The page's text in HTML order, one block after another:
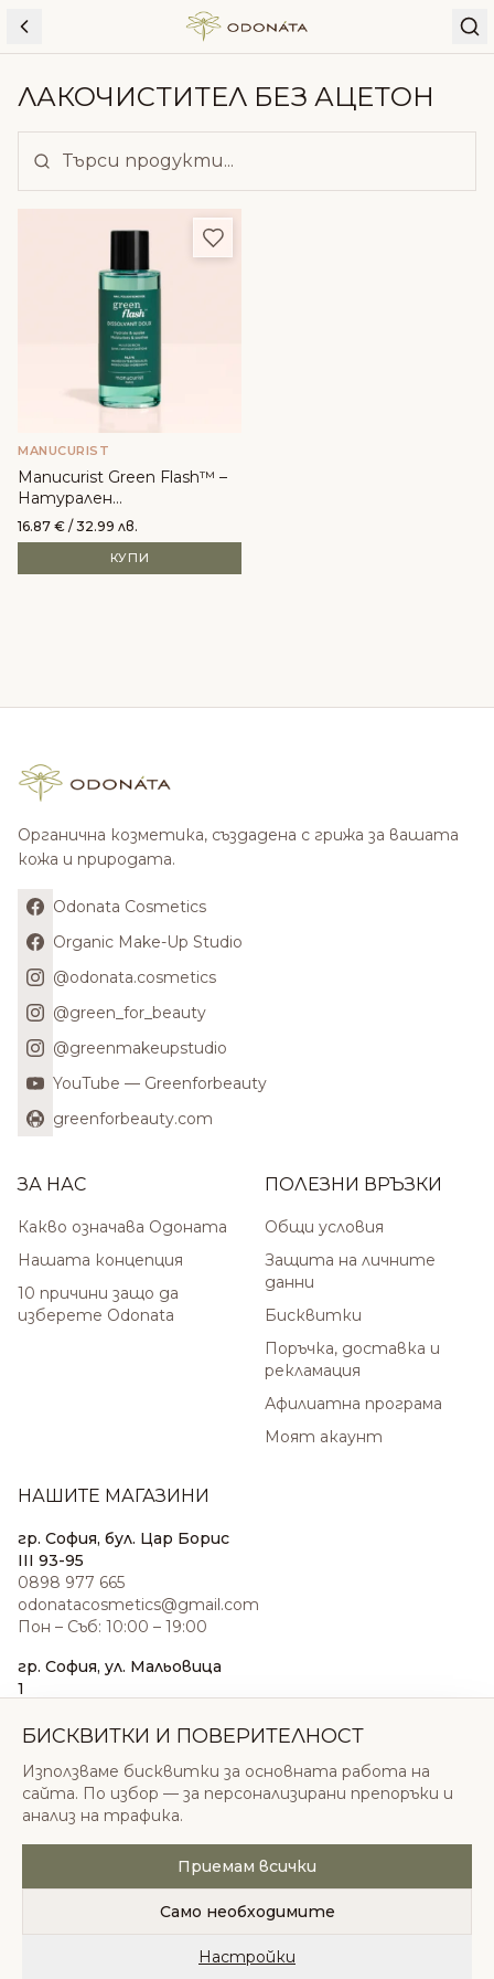
Skip to content
ЛАКОЧИСТИТЕЛ БЕЗ АЦЕТОН
Добави в любими
MANUCURIST
Manucurist Green Flash™ –
Натурален
лакочистител без
ацетон
16.87 € / 32.99 лв.
КУПИ
Органична козметика, създадена с грижа за вашата
кожа и природата.
Odonata Cosmetics
Organic Make-Up Studio
@odonata.cosmetics
@green_for_beauty
@greenmakeupstudio
YouTube — Greenforbeauty
greenforbeauty.com
ЗА НАС
Какво означава Одоната
Нашата концепция
10 причини защо да
изберете Odonata
ПОЛЕЗНИ ВРЪЗКИ
Общи условия
Защита на личните
данни
Бисквитки
Поръчка, доставка и
рекламация
Афилиатна програма
Моят акаунт
НАШИТЕ МАГАЗИНИ
гр. София, бул. Цар Борис
III 93-95
0898 977 665
odonatacosmetics@gmail.com
Пон – Съб: 10:00 – 19:00
гр. София, ул. Мальовица
1
sales@odonatacosmetics.com
Нед: 11:00 – 18:00
© 2026 Одоната Козметикс ООД. Всички права
запазени.
Политика за поверителностОбщи условия
БИСКВИТКИ И ПОВЕРИТЕЛНОСТ
Използваме бисквитки за основната работа на
сайта. По избор — за персонализирани препоръки и
анализ на трафика.
Приемам всички
Само необходимите
Настройки